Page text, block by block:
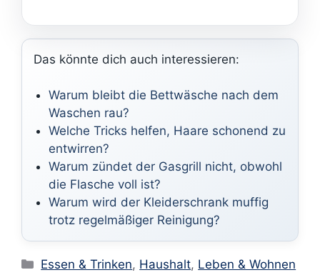
Das könnte dich auch interessieren:
Warum bleibt die Bettwäsche nach dem
Waschen rau?
Welche Tricks helfen, Haare schonend zu
entwirren?
Warum zündet der Gasgrill nicht, obwohl
die Flasche voll ist?
Warum wird der Kleiderschrank muffig
trotz regelmäßiger Reinigung?
Kategorien
Essen & Trinken, Haushalt, Leben & Wohnen